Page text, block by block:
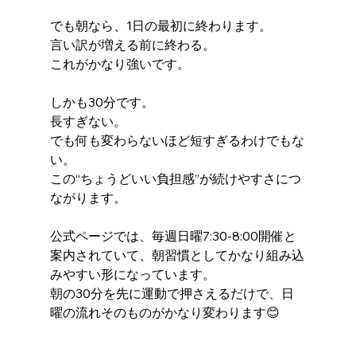
でも朝なら、1日の最初に終わります。
言い訳が増える前に終わる。
これがかなり強いです。
しかも30分です。
長すぎない。
でも何も変わらないほど短すぎるわけでもな
い。
この“ちょうどいい負担感”が続けやすさにつ
ながります。
公式ページでは、毎週日曜7:30-8:00開催と
案内されていて、朝習慣としてかなり組み込
みやすい形になっています。
朝の30分を先に運動で押さえるだけで、日
曜の流れそのものがかなり変わります😊